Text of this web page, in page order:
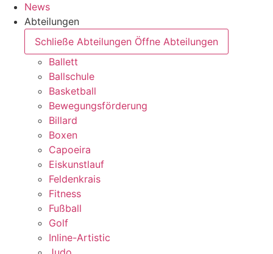
News
Abteilungen
Schließe Abteilungen Öffne Abteilungen
Ballett
Ballschule
Basketball
Bewegungsförderung
Billard
Boxen
Capoeira
Eiskunstlauf
Feldenkrais
Fitness
Fußball
Golf
Inline-Artistic